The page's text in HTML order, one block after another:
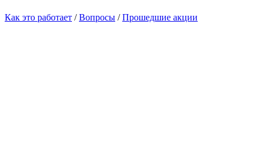
Как это работает / Вопросы / Прошедшие акции